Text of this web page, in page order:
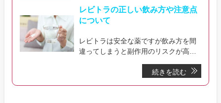
レビトラの正しい飲み方や注意点
について
レビトラは安全な薬ですが飲み方を間
違ってしまうと副作用のリスクが高ま
なってしまう事があります。このペー
続きを読む